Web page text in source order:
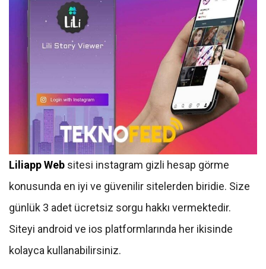
Liliapp Web sitesi instagram gizli hesap görme
konusunda en iyi ve güvenilir sitelerden biridie. Size
günlük 3 adet ücretsiz sorgu hakkı vermektedir.
Siteyi android ve ios platformlarında her ikisinde
kolayca kullanabilirsiniz.